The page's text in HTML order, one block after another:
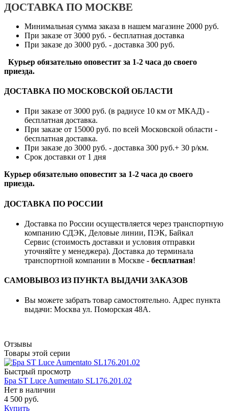
ДОСТАВКА ПО МОСКВЕ
Минимальная сумма заказа в нашем магазине 2000 руб.
При заказе от 3000 руб. - бесплатная доставка
При заказе до 3000 руб. - доставка 300 руб.
Курьер обязательно оповестит за 1-2 часа до своего
приезда.
ДОСТАВКА ПО МОСКОВСКОЙ ОБЛАСТИ
При заказе от 3000 руб. (в радиусе 10 км от МКАД) -
бесплатная доставка.
При заказе от 15000 руб. по всей Московской области -
бесплатная доставка.
При заказе до 3000 руб. - доставка 300 руб.+ 30 р/км.
Срок доставки от 1 дня
Курьер обязательно оповестит за 1-2 часа до своего
приезда.
ДОСТАВКА ПО РОССИИ
Доставка по России осуществляется через транспортную
компанию СДЭК, Деловые линии, ПЭК, Байкал
Сервис (стоимость доставки и условия отправки
уточняйте у менеджера). Доставка до терминала
транспортной компании в Москве - бесплатная!
САМОВЫВОЗ ИЗ ПУНКТА ВЫДАЧИ ЗАКАЗОВ
Вы можете забрать товар самостоятельно. Адрес пункта
выдачи: Москва ул. Поморская 48А.
Отзывы
Товары этой серии
Быстрый просмотр
Бра ST Luce Aumentato SL176.201.02
Нет в наличии
4 500 руб.
Купить